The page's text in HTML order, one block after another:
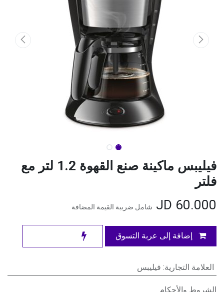
فيليبس ماكينة صنع القهوة 1.2 لتر مع
فلتر
60.000
شامل ضريبة القيمة المضافة
إضافة إلى عربة التسوق
العلامة التجارية: فيليبس
الشروط والأحكام